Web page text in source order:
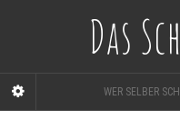
Das
WER SELBER